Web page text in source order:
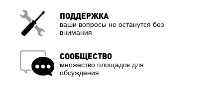
ПОДДЕРЖКА
ваши вопросы не останутся без
внимания
СООБЩЕСТВО
множество площадок для
обсуждения